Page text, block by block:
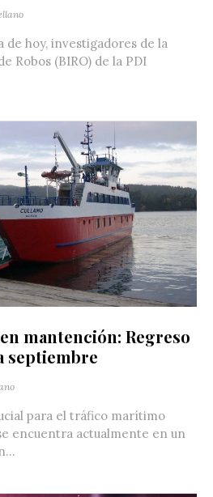
de hoy, investigadores de la
Robos (BIRO) de la PDI
mantención: Regreso
septiembre
para el tráfico marítimo
encuentra actualmente en un